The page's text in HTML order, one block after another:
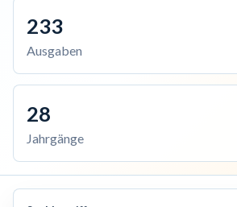
233
Ausgaben
28
Jahrgänge